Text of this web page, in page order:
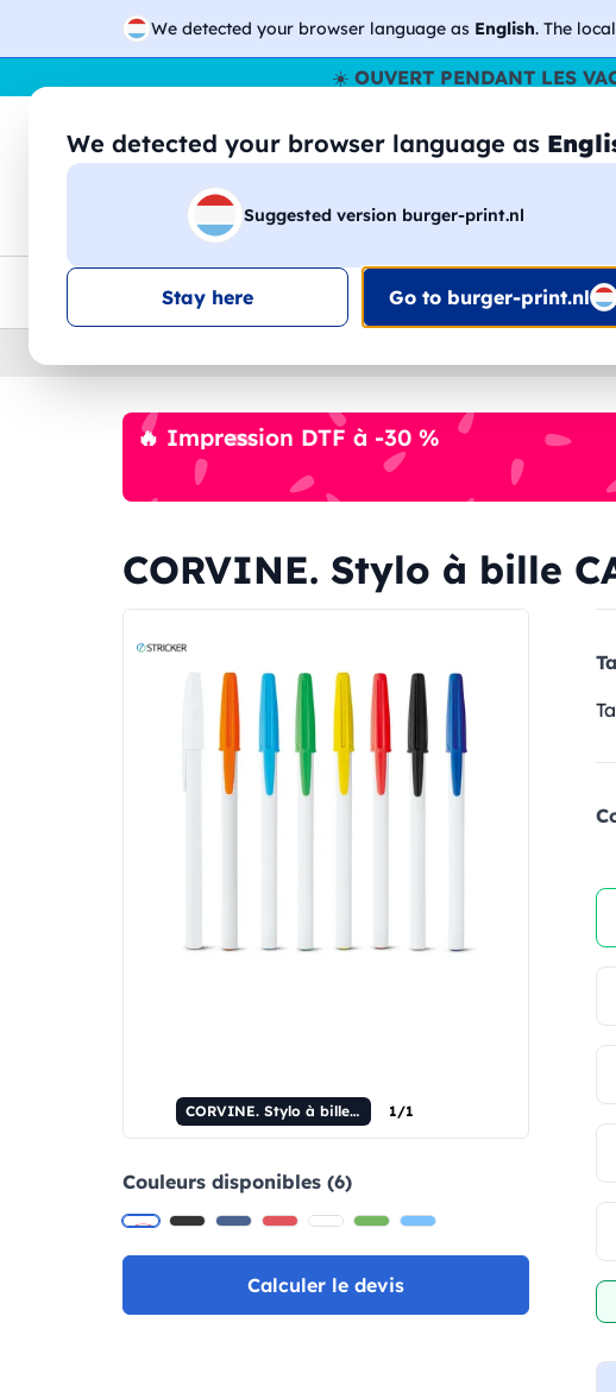
We detected your browser language as English. The
We detected your browser language as
Suggested version burger-print.nl
Stay here Go to burger-print.nl
☀️ OUVERT PENDANT LES
🔎 Recherchez parmi
Sweat-shirts Homme Femme
Livraison UERemise quantité Service clientCroquis
🔥 Impression DTF à -30 %
CORVINE. Stylo à bille
CORVINE. Stylo à bille CARIOCA® PS 1/1
Couleurs disponibles (6)
Calculer le devis